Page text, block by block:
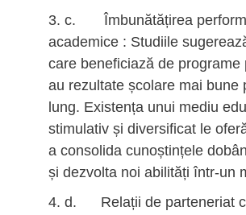
c. Îmbunătățirea
academice : Studiile
care beneficiază de programe
au rezultate școlare mai bune
lung. Existența unui mediu
stimulativ și diversificat le
a consolida cunoștințele
și dezvolta noi abilități într-un
d. Relații de parteneriat